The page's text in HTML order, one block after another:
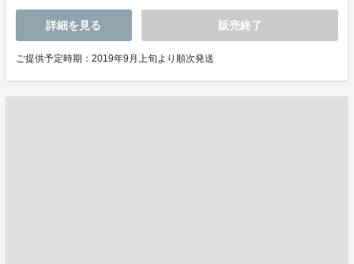
詳細を見る 販売終了
ご提供予定時期：2019年9月上旬より順次発送